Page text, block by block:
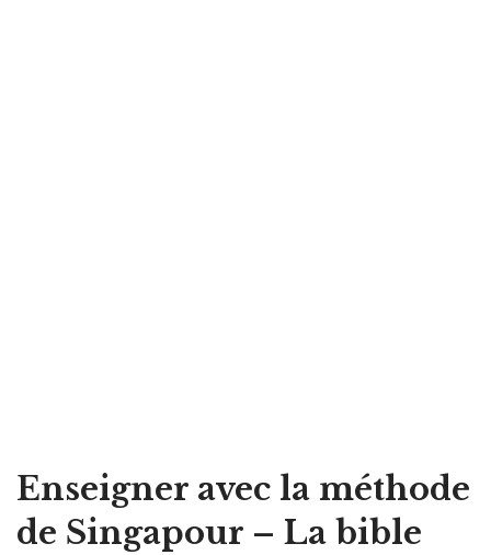
Enseigner avec la méthode
de Singapour – La bible